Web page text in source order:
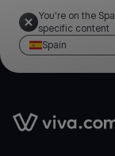
You're on the
specific content
Spain
Link to the